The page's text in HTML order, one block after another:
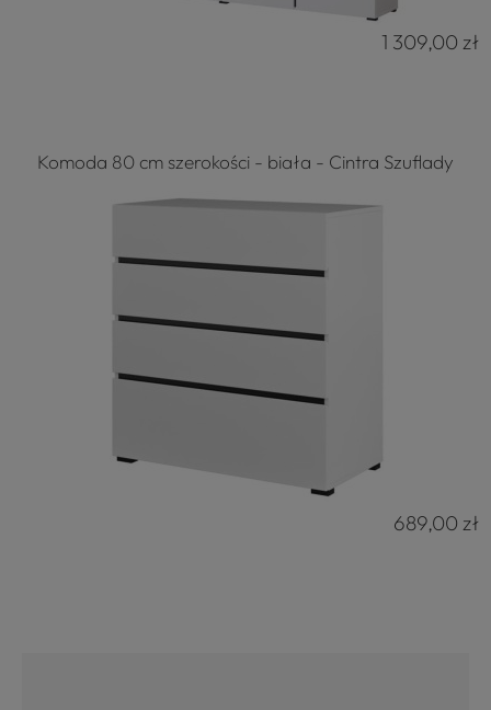
1 309,00 zł
Komoda 80 cm szerokości - biała - Cintra Szuflady
689,00 zł
4.8